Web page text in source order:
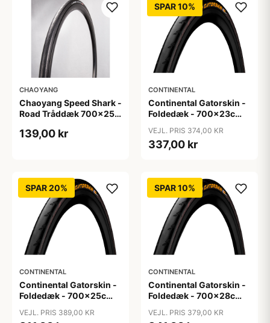
CHAOYANG
Chaoyang Speed Shark -
Road Tråddæk 700x25c
139,00 kr
SPAR 10%
CONTINENTAL
Continental Gatorskin -
Foldedæk - 700x23c
VEJL. PRIS 374,00 KR
337,00 kr
SPAR 20%
CONTINENTAL
Continental Gatorskin -
Foldedæk - 700x25c
VEJL. PRIS 389,00 KR
SPAR 10%
CONTINENTAL
Continental Gatorskin -
Foldedæk - 700x28c
VEJL. PRIS 379,00 KR